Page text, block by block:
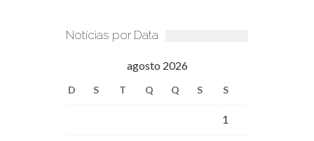
Notícias por Data
agosto 2026
D S T Q Q S S
1